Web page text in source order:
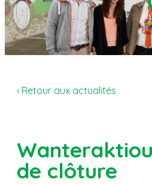
‹ Retour aux actualités
de clôture